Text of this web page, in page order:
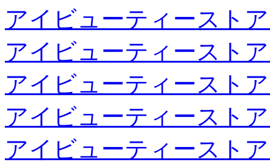
アイビューティースト
アイビューティースト
アイビューティースト
アイビューティースト
アイビューティースト